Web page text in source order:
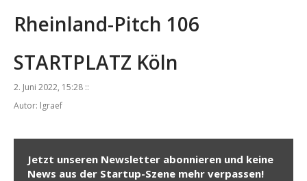
Rheinland-Pitch 106
STARTPLATZ Köln
2. Juni 2022, 15:28 ::
Autor: lgraef
Jetzt unseren Newsletter abonnieren und keine
News aus der Startup-Szene mehr verpassen!